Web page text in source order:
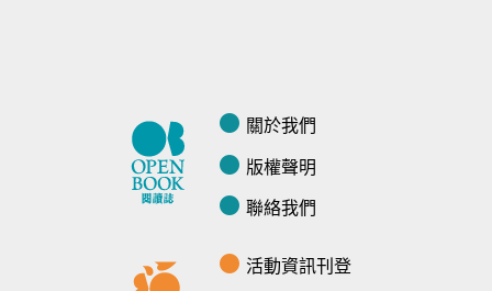
關於我們
版權聲明
聯絡我們
活動資訊刊登